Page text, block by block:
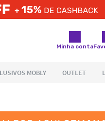
Minha conta